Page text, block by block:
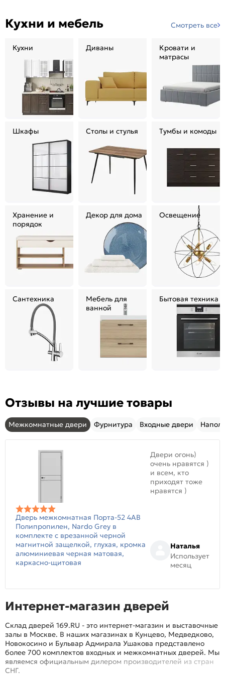
Кухни и мебель Смотреть все
Кухни Диваны
Кровати и
матрасы
Шкафы Столы и стулья Тумбы и комоды
Хранение и
порядок
Декор для дома Освещение
Сантехника
Мебель для
ванной
Бытовая техника
Отзывы на лучшие товары
Межкомнатные двери Фурнитура Входные двери
Дверь межкомнатная Порта-52 4AB
Полипропилен, Nardo Grey в
комплекте с врезанной черной
магнитной защелкой, глухая, кромка
алюминиевая черная матовая,
каркасно-щитовая
Двери огонь)
очень нравятся )
и всем, кто
приходят тоже
нравятся )
Наталья
Использует
месяц
Интернет-магазин дверей
Склад дверей 169.RU - это интернет-магазин и выставочные
залы в Москве. В наших магазинах в Кунцево, Медведково,
Новокосино и Бульвар Адмирала Ушакова представлено
более 700 комплектов входных и межкомнатных дверей. Мы
являемся официальным дилером производителей из стран
СНГ.